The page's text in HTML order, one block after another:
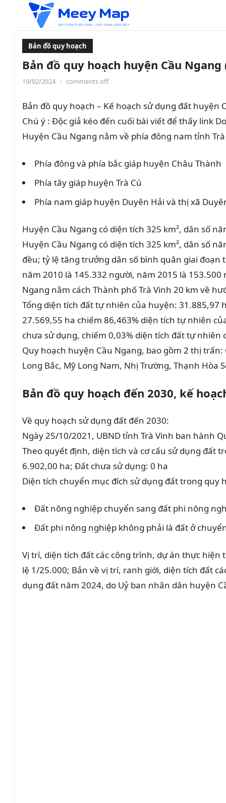
Bản đồ quy hoạch
Bản đồ quy hoạch huyện Cầu Ngang
19/02/2024 • comments off
Bản đồ quy hoạch – Kế hoạch sử dụng đất
Chú ý : Độc giả kéo đến cuối bài viết để thấy link
Huyện Cầu Ngang nằm về phía đông nam tỉnh
Phía đông và phía bắc giáp huyện Châu Thành
Phía tây giáp huyện Trà Cú
Phía nam giáp huyện Duyên Hải và thị xã
Huyện Cầu Ngang có diện tích 325 km², dân số
Huyện Cầu Ngang có diện tích 325 km², dân số
đều; tỷ lệ tăng trưởng dân số bình quân giai đoạn
năm 2010 là 145.332 người, năm 2015 là
Ngang nằm cách Thành phố Trà Vinh 20 km về
Tổng diện tích đất tự nhiên của huyện: 31.885,97
27.569,55 ha chiếm 86,463% diện tích tự nhiên
chưa sử dụng, chiếm 0,03% diện tích đất tự nhiên
Quy hoạch huyện Cầu Ngang, bao gồm 2 thị trấn:
Long Bắc, Mỹ Long Nam, Nhị Trường, Thạnh Hòa
Bản đồ quy hoạch đến 2030, kế
Về quy hoạch sử dụng đất đến 2030:
Ngày 25/10/2021, UBND tỉnh Trà Vinh ban hành
Theo quyết định, diện tích và cơ cấu sử dụng đất
6.902,00 ha; Đất chưa sử dụng: 0 ha
Diện tích chuyển mục đích sử dụng đất trong quy
Đất nông nghiệp chuyển sang đất phi nông
Đất phi nông nghiệp không phải là đất ở
Vị trí, diện tích đất các công trình, dự án thực
lệ 1/25.000; Bản về vị trí, ranh giới, diện tích đất
dụng đất năm 2024, do Uỷ ban nhân dân huyện